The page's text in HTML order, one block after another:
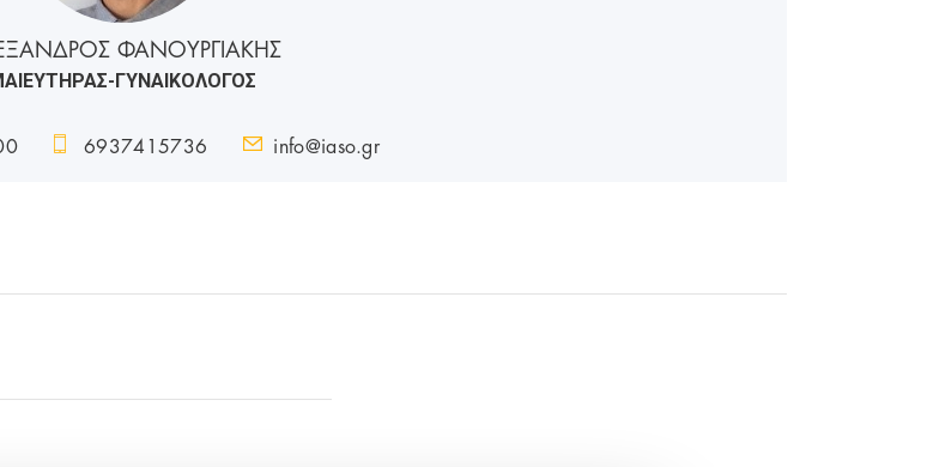
ΦΑΝΟΥΡΓΙΑΚΗΣ
ΓΥΝΑΙΚΟΛΟΓΟΣ
6937415736 info@iaso.gr